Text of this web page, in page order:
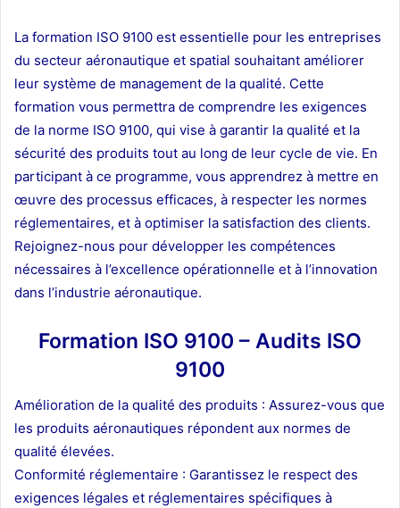
La formation ISO 9100 est essentielle pour les entreprises
du secteur aéronautique et spatial souhaitant améliorer
leur système de management de la qualité. Cette
formation vous permettra de comprendre les exigences
de la norme ISO 9100, qui vise à garantir la qualité et la
sécurité des produits tout au long de leur cycle de vie. En
participant à ce programme, vous apprendrez à mettre en
œuvre des processus efficaces, à respecter les normes
réglementaires, et à optimiser la satisfaction des clients.
Rejoignez-nous pour développer les compétences
nécessaires à l’excellence opérationnelle et à l’innovation
dans l’industrie aéronautique.
Formation ISO 9100 – Audits ISO
9100
Amélioration de la qualité des produits : Assurez-vous que
les produits aéronautiques répondent aux normes de
qualité élevées.
Conformité réglementaire : Garantissez le respect des
exigences légales et réglementaires spécifiques à